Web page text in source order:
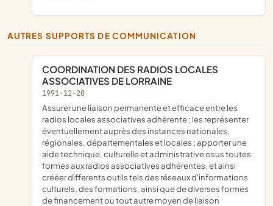
AUTRES SUPPORTS DE COMMUNICATION
COORDINATION DES RADIOS LOCALES
ASSOCIATIVES DE LORRAINE
1991-12-20
assurer une liaison permanente et efficace entre les
radios locales associatives adhérente ; les représenter
éventuellement auprès des instances nationales,
régionales, départementales et locales ; apporter une
aide technique, culturelle et administrative osus toutes
formes aux radios associatives adhérentes, et ainsi
crééer differents outils tels des réseaux d'informations
culturels, des formations, ainsi que de diverses formes
de financement ou tout autre moyen de liaison